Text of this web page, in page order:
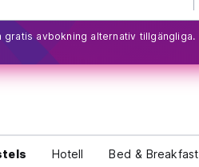
gratis avbokning alternativ tillgängliga.
Hotell Bed & Breakfast